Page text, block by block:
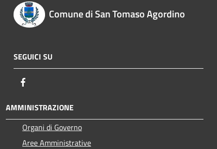
Comune di San Tomaso Agordino
SEGUICI SU
AMMINISTRAZIONE
Organi di Governo
Aree Amministrative